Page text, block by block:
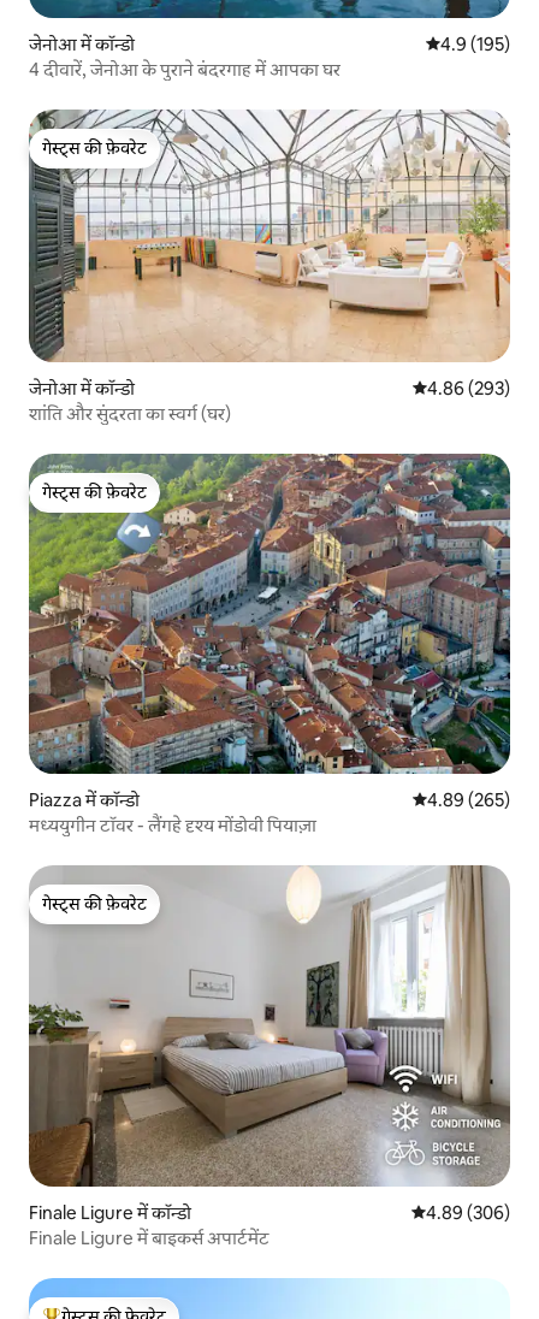
जेनोआ में कॉन्डो औसत रेटिंग 5 में
4.9 (195)
4 दीवारें, जेनोआ के पुराने बंदरगाह में आपका घर
गेस्ट्स की फ़ेवरेट
गेस्ट्स की फ़ेवरेट
जेनोआ में कॉन्डो औसत रेटिंग 5 में से
4.86 (293)
शांति और सुंदरता का स्वर्ग (घर)
गेस्ट्स की फ़ेवरेट
गेस्ट्स की फ़ेवरेट
Piazza में कॉन्डो औसत रेटिंग 5 में से
4.89 (265)
मध्ययुगीन टॉवर - लैंगहे दृश्य मोंडोवी पियाज़ा
गेस्ट्स की फ़ेवरेट
गेस्ट्स की फ़ेवरेट
Finale Ligure में कॉन्डो औसत रेटिंग 5 में से
4.89 (306)
Finale Ligure में बाइकर्स अपार्टमेंट